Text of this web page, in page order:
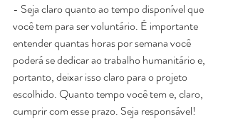
- Seja claro quanto ao tempo disponível que
você tem para ser voluntário. É importante
entender quantas horas por semana você
poderá se dedicar ao trabalho humanitário e,
portanto, deixar isso claro para o projeto
escolhido. Quanto tempo você tem e, claro,
cumprir com esse prazo. Seja responsável!